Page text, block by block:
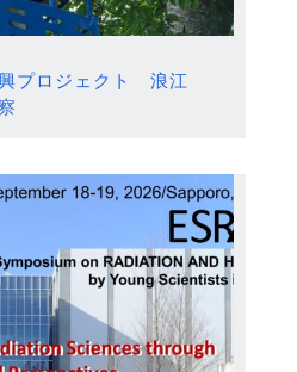
プロジェクト 浪江